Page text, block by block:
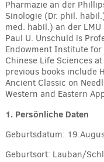
Pharmazie an der
Sinologie (Dr. phil.
med. habil.) an der
Paul U. Unschuld is
Endowment Institute
Chinese Life Sciences
previous books include
Ancient Classic on
Western and Eastern
1. Persönliche Daten
Geburtsdatum:
Geburtsort: Lauban/